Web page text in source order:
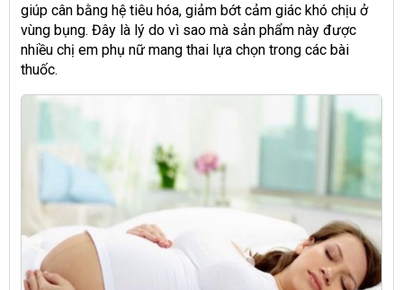
giúp cân bằng hệ tiêu hóa, giảm bớt cảm giác khó chịu ở
vùng bụng. Đây là lý do vì sao mà sản phẩm này được
nhiều chị em phụ nữ mang thai lựa chọn trong các bài
thuốc.